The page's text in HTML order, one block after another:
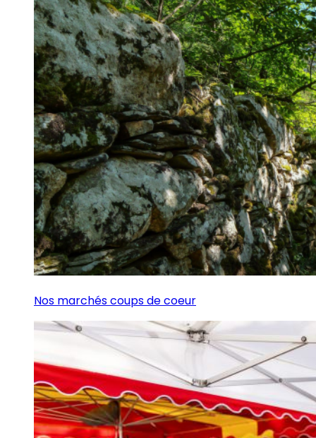
Nos marchés coups de coeur